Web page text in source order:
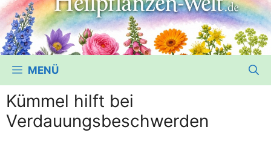
MENÜ
Kümmel hilft bei
Verdauungsbeschwerden